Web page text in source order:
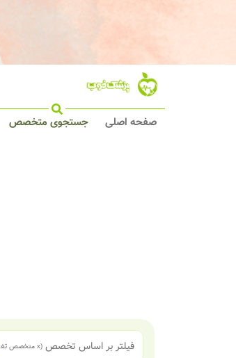
صفحه اصلی جستجوی متخصص
فیلتر بر اساس تخصص (x متخصص تغذیه